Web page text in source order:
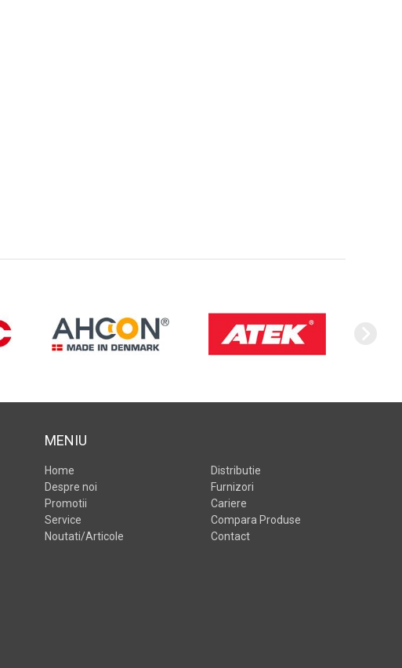
MENIU
Home
Despre noi
Promotii
Service
Noutati/Articole
Distributie
Furnizori
Cariere
Compara Produse
Contact